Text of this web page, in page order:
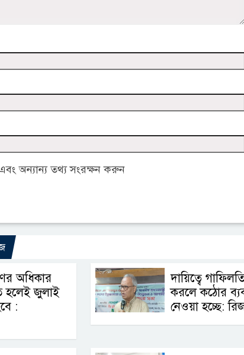
অন্যান্য তথ্য সংরক্ষন করুন
অধিকার
হলেই জুলাই
:
দায়িত্বে
করলে কঠোর
নেওয়া হচ্ছে: